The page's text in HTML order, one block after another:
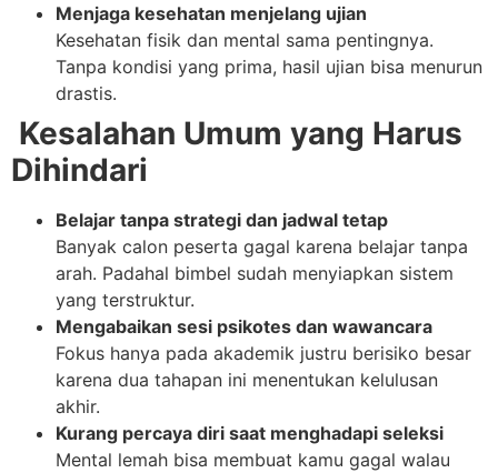
Menjaga kesehatan menjelang ujian
Kesehatan fisik dan mental sama pentingnya.
Tanpa kondisi yang prima, hasil ujian bisa menurun
drastis.
Kesalahan Umum yang Harus
Dihindari
Belajar tanpa strategi dan jadwal tetap
Banyak calon peserta gagal karena belajar tanpa
arah. Padahal bimbel sudah menyiapkan sistem
yang terstruktur.
Mengabaikan sesi psikotes dan wawancara
Fokus hanya pada akademik justru berisiko besar
karena dua tahapan ini menentukan kelulusan
akhir.
Kurang percaya diri saat menghadapi seleksi
Mental lemah bisa membuat kamu gagal walau